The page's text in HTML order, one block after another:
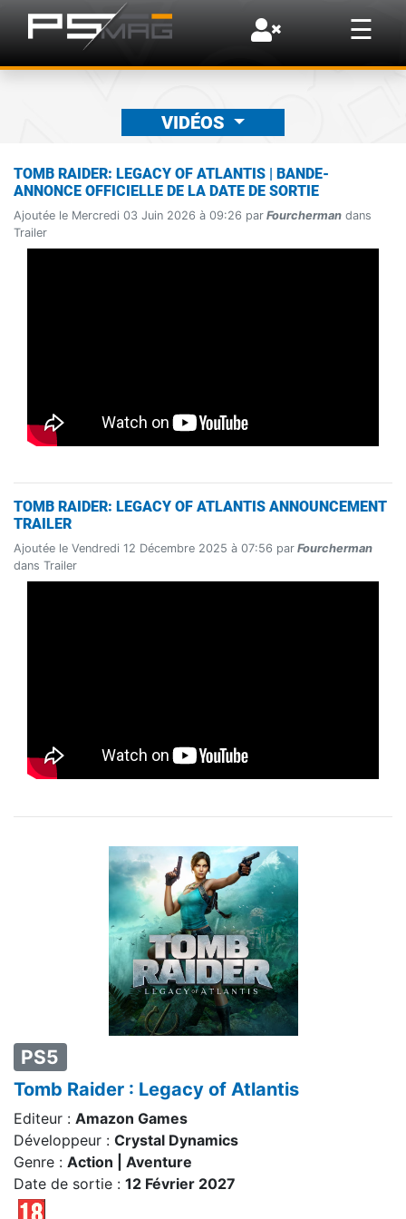
☰
×
VIDÉOS
PS5
Tomb Raider : Legacy of Atlantis
Editeur : Amazon Games
Développeur : Crystal Dynamics
Genre : Action | Aventure
Date de sortie : 12 Février 2027
TOMB RAIDER: LEGACY OF ATLANTIS | BANDE-
ANNONCE OFFICIELLE DE LA DATE DE SORTIE
Ajoutée le Mercredi 03 Juin 2026 à 09:26 par Fourcherman dans
Trailer
TOMB RAIDER: LEGACY OF ATLANTIS ANNOUNCEMENT
TRAILER
Ajoutée le Vendredi 12 Décembre 2025 à 07:56 par Fourcherman
dans Trailer